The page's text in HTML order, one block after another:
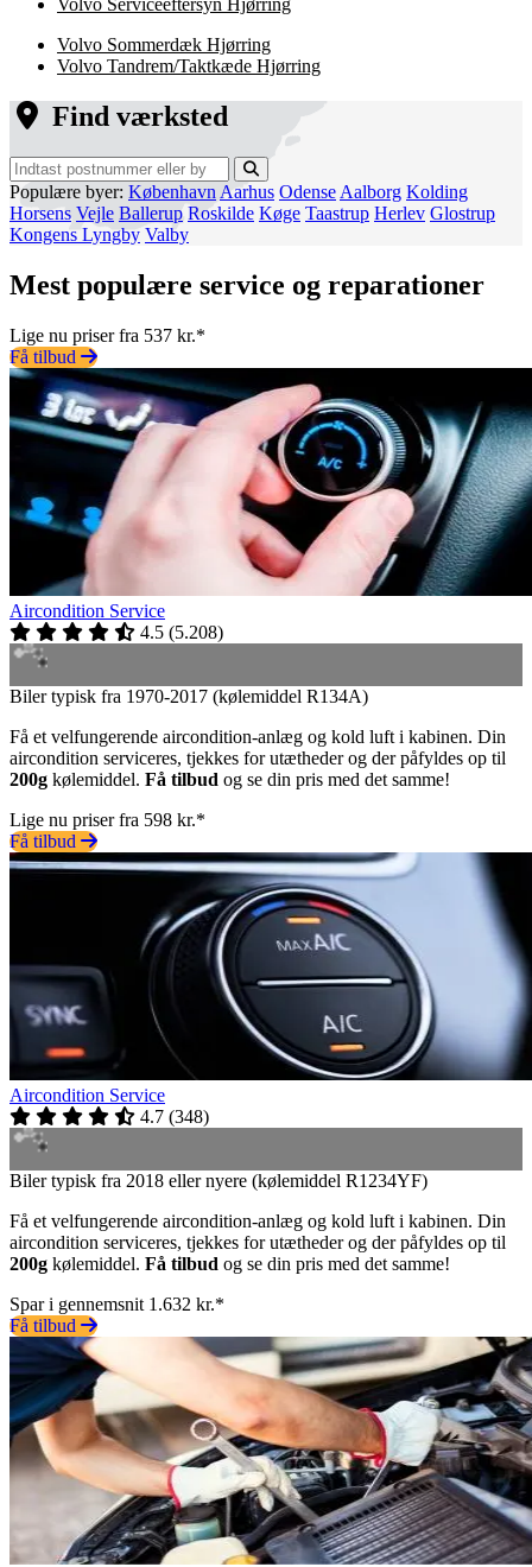
Volvo Serviceeftersyn Hjørring
Volvo Sommerdæk Hjørring
Volvo Tandrem/Taktkæde Hjørring
Find værksted
Populære byer: København Aarhus Odense Aalborg Kolding
Horsens Vejle Ballerup Roskilde Køge Taastrup Herlev Glostrup
Kongens Lyngby Valby
Mest populære service og reparationer
Lige nu priser fra 537 kr.*
Få tilbud
Aircondition Service
4.5 (5.208)
Biler typisk fra 1970-2017 (kølemiddel R134A)
Få et velfungerende aircondition-anlæg og kold luft i kabinen. Din
aircondition serviceres, tjekkes for utætheder og der påfyldes op til
200g kølemiddel. Få tilbud og se din pris med det samme!
Lige nu priser fra 598 kr.*
Få tilbud
Aircondition Service
4.7 (348)
Biler typisk fra 2018 eller nyere (kølemiddel R1234YF)
Få et velfungerende aircondition-anlæg og kold luft i kabinen. Din
aircondition serviceres, tjekkes for utætheder og der påfyldes op til
200g kølemiddel. Få tilbud og se din pris med det samme!
Spar i gennemsnit 1.632 kr.*
Få tilbud